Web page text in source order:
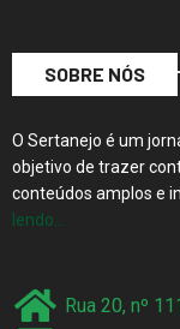
SOBRE NÓS
O Sertanejo é um
objetivo de trazer
conteúdos amplos e
lendo…
Rua 20, nº